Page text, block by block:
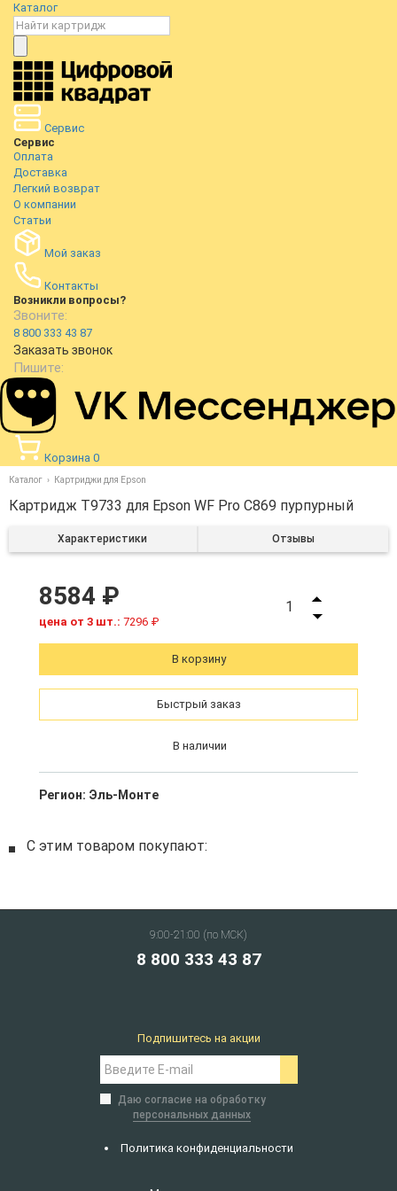
Каталог
Сервис
Сервис
Оплата
Доставка
Легкий возврат
О компании
Статьи
Мой заказ
Контакты
Возникли вопросы?
Звоните:
8 800 333 43 87
Заказать звонок
Пишите:
Корзина 0
Каталог Картриджи для Epson
Картридж T9733 для Epson WF Pro C869 пурпурный
Характеристики Отзывы
8584 ₽
цена от 3 шт.: 7296 ₽
1
В корзину
Быстрый заказ
В наличии
Регион: Эль-Монте
С этим товаром покупают:
9:00-21:00 (по МСК)
8 800 333 43 87
Политика конфиденциальности
Подпишитесь на акции
Даю согласие на обработку
персональных данных